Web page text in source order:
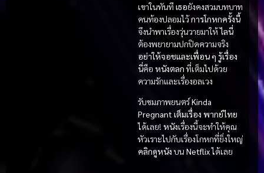
เขาในทันที เธอยังคงสวมบทบาท
คนท้องปลอมไว้การโกหกครั้งนี้
จึงนำพาเรื่องวุ่นวายมาให้ไลนี่
ต้องพยายามปกปิดความจริง
อย่าให้จอชและเพื่อน ๆ รู้เรื่อง
นี่คือ หนังตลก ที่เต็มไปด้วย
ความรักและเรื่องอลเวง
รับชมภาพยนตร์Kinda
Pregnant เต็มเรื่อง พากย์ไทย
ได้เลย! หนังเรื่องนี้จะทำให้คุณ
หัวเราะไปกับเรื่องโกหกที่ยิ่งใหญ่
คลิกดูหนัง บน Netflixได้เลย